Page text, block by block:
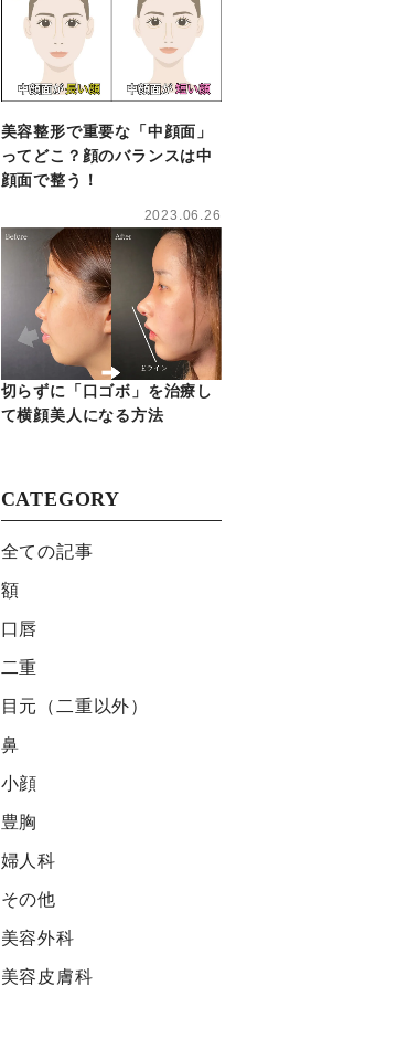
美容整形で重要な「中顔面」
ってどこ？顔のバランスは中
顔面で整う！
2023.06.26
切らずに「口ゴボ」を治療し
て横顔美人になる方法
CATEGORY
全ての記事
額
口唇
二重
目元（二重以外）
鼻
小顔
豊胸
婦人科
その他
美容外科
美容⽪膚科